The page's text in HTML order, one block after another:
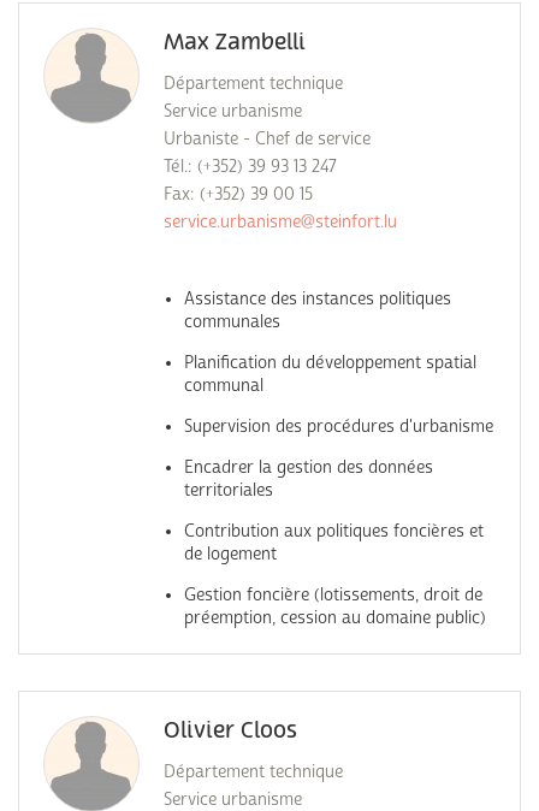
Max Zambelli
Département technique
Service urbanisme
Urbaniste - Chef de service
Tél.: (+352) 39 93 13 247
Fax: (+352) 39 00 15
service.urbanisme@steinfort.lu
Assistance des instances politiques
communales
Planification du développement spatial
communal
Supervision des procédures d'urbanisme
Encadrer la gestion des données
territoriales
Contribution aux politiques foncières et
de logement
Gestion foncière (lotissements, droit de
préemption, cession au domaine public)
Olivier Cloos
Département technique
Service urbanisme